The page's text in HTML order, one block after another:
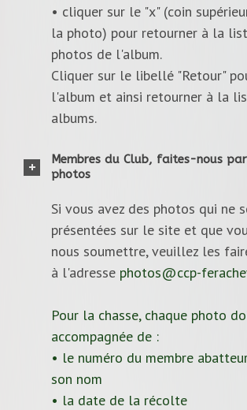
• cliquer sur le "x" (coin
la photo) pour retourner à la
photos de l'album.
Cliquer sur le libellé "Retour"
l'album et ainsi retourner à la
albums.
Membres du Club, faites-nous
photos
Si vous avez des photos qui ne
présentées sur le site et que
nous soumettre, veuillez les
à l'adresse photos@ccp-
Pour la chasse, chaque photo
accompagnée de :
• le numéro du membre
son nom
• la date de la récolte